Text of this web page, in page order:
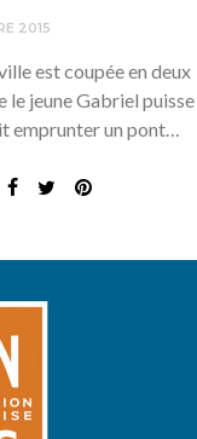
2015
est coupée en deux
le jeune Gabriel puisse
emprunter un pont…